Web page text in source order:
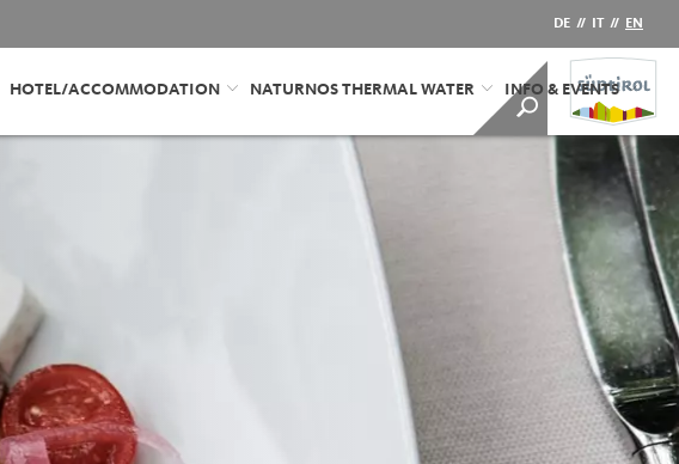
DE // IT // EN
HOTEL/ACCOMMODATION NATURNOS THERMAL WATER INFO & EVENTS